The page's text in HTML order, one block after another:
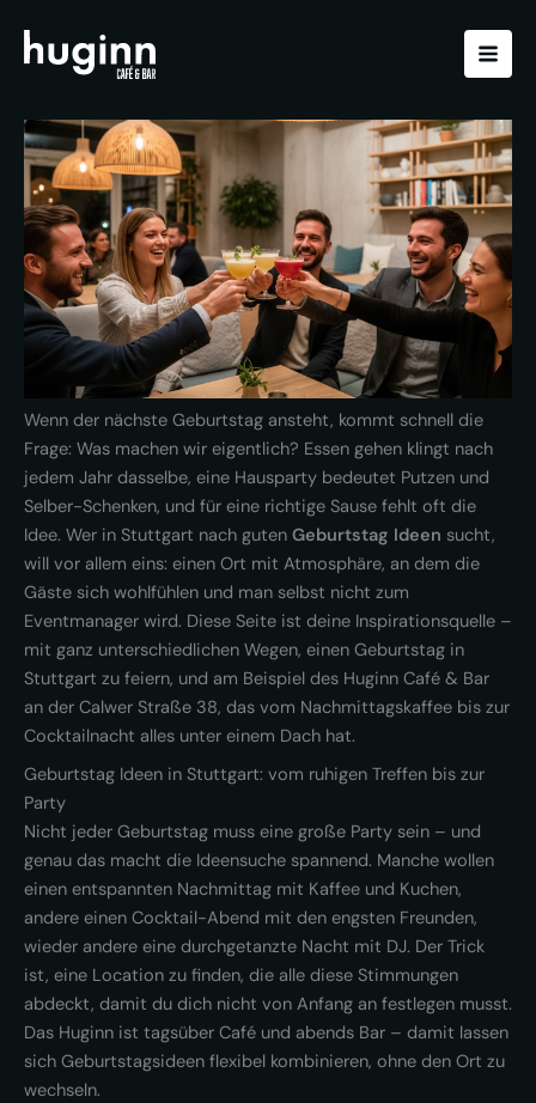
Inhalt
springen
Wenn der nächste Geburtstag ansteht, kommt schnell die
Frage: Was machen wir eigentlich? Essen gehen klingt nach
jedem Jahr dasselbe, eine Hausparty bedeutet Putzen und
Selber-Schenken, und für eine richtige Sause fehlt oft die
Idee. Wer in Stuttgart nach guten Geburtstag Ideen sucht,
will vor allem eins: einen Ort mit Atmosphäre, an dem die
Gäste sich wohlfühlen und man selbst nicht zum
Eventmanager wird. Diese Seite ist deine Inspirationsquelle –
mit ganz unterschiedlichen Wegen, einen Geburtstag in
Stuttgart zu feiern, und am Beispiel des Huginn Café & Bar
an der Calwer Straße 38, das vom Nachmittagskaffee bis zur
Cocktailnacht alles unter einem Dach hat.
Geburtstag Ideen in Stuttgart: vom ruhigen Treffen bis zur
Party
Nicht jeder Geburtstag muss eine große Party sein – und
genau das macht die Ideensuche spannend. Manche wollen
einen entspannten Nachmittag mit Kaffee und Kuchen,
andere einen Cocktail-Abend mit den engsten Freunden,
wieder andere eine durchgetanzte Nacht mit DJ. Der Trick
ist, eine Location zu finden, die alle diese Stimmungen
abdeckt, damit du dich nicht von Anfang an festlegen musst.
Das Huginn ist tagsüber Café und abends Bar – damit lassen
sich Geburtstagsideen flexibel kombinieren, ohne den Ort zu
wechseln.